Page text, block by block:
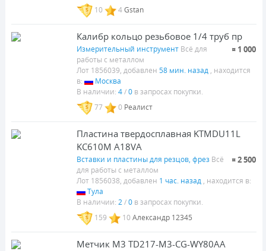
Стойка сверлильная
H=400мм
сверла
цилиндрические
набор 65шт от 1 до
14.25мм, р6м5, р6м5к5
1 850
Набор прижимов паз
14 мм М12 58 шт
толстостенная ф107
мм . Лот#12
1 450
Фреза твердосплавная
ф20х20х38х104 Z4
Винт ШВП с гайкой
2 000
10
4Gstan
Калибр кольцо резьбовое 1/4 труб пр
¤ 1 000
Измерительный инструментВсё для
работы с металлом
Лот 1856039, добавлен 58 мин. назад , находится
в:
Москва
В наличии: 4/0в запросах покупки.
77
0 Реалист
Пластина твердосплавная KTMDU11L
KC610M A18VA
¤ 2 500
Вставки и пластины для резцов, фрезВсё
для работы с металлом
Лот 1856038, добавлен 1 час. назад , находится в:
Тула
В наличии: 2/0в запросах покупки.
159
10 Александр 12345
Метчик М3 TD217-M3-CG-WY80AA